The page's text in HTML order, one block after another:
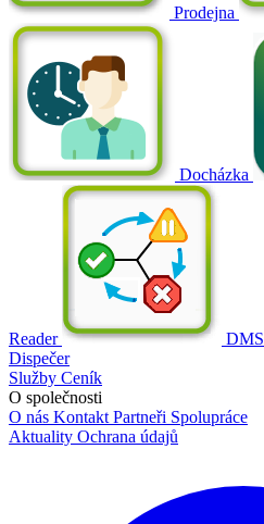
Prodejna
Docházka
Reader
DMS
Dispečer
Služby Ceník
O společnosti
O nás Kontakt Partneři Spolupráce
Aktuality Ochrana údajů